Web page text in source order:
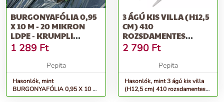
BURGONYAFÓLIA 0,95
X 10 M - 20 MIKRON
LDPE - KRUMPLI
VETEMÉNYES A...
1 289 Ft
Pepita
Hasonlók, mint
BURGONYAFÓLIA 0,95 X 10 M
- 20 MIKRON LDPE - krumpli
3 ÁGÚ KIS VILLA (H12,5
CM) 410
ROZSDAMENTES
ACÉL,FSC FA NYÉLLEL...
2 790 Ft
Pepita
Hasonlók, mint 3 ágú kis villa
(H12,5 cm) 410 rozsdamentes
acél,FSC fa nyéllel...